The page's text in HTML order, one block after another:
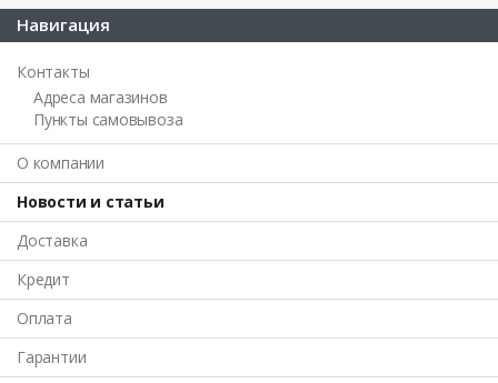
Навигация
Контакты
Адреса магазинов
Пункты самовывоза
О компании
Новости и статьи
Доставка
Кредит
Оплата
Гарантии